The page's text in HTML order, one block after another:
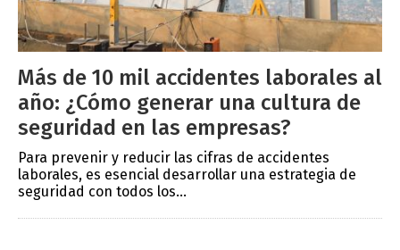
Más de 10 mil accidentes laborales al
año: ¿Cómo generar una cultura de
seguridad en las empresas?
Para prevenir y reducir las cifras de accidentes
laborales, es esencial desarrollar una estrategia de
seguridad con todos los...